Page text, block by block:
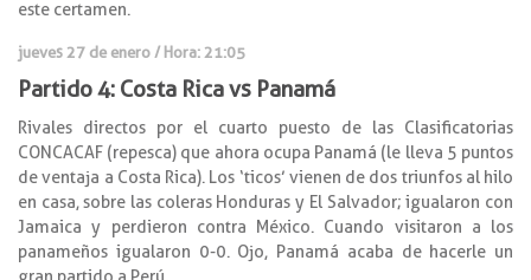
este certamen.
jueves 27 de enero / Hora: 21:05
Partido 4: Costa Rica vs Panamá
Rivales directos por el cuarto puesto de las Clasificatorias
CONCACAF (repesca) que ahora ocupa Panamá (le lleva 5 puntos
de ventaja a Costa Rica). Los ‘ticos’ vienen de dos triunfos al hilo
en casa, sobre las coleras Honduras y El Salvador; igualaron con
Jamaica y perdieron contra México. Cuando visitaron a los
panameños igualaron 0-0. Ojo, Panamá acaba de hacerle un
gran partido a Perú.